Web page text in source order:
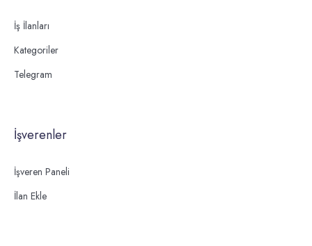
İş İlanları
Kategoriler
Telegram
İşverenler
İşveren Paneli
İlan Ekle